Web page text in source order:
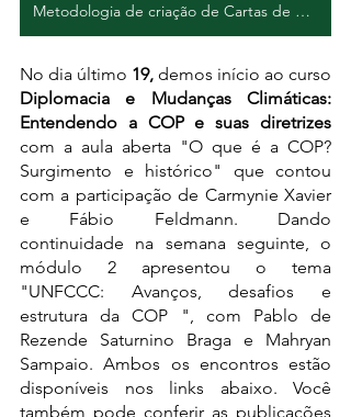
Metodologia de criação de Cartas de Direitos Climáticos
No dia último 19, demos início ao curso
Diplomacia e Mudanças Climáticas:
Entendendo a COP e suas diretrizes
com a aula aberta "O que é a COP?
Surgimento e histórico" que contou
com a participação de Carmynie Xavier
e Fábio Feldmann. Dando
continuidade na semana seguinte, o
módulo 2 apresentou o tema
"UNFCCC: Avanços, desafios e
estrutura da COP ", com Pablo de
Rezende Saturnino Braga e Mahryan
Sampaio. Ambos os encontros estão
disponíveis nos links abaixo. Você
também pode conferir as publicações